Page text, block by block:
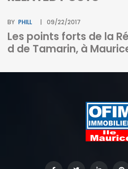
BY PHILL 09/22/2017
Les points forts de la
d de Tamarin, à